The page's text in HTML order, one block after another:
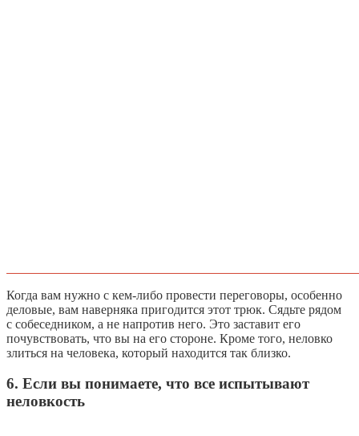
Когда вам нужно с кем-либо провести переговоры, особенно
деловые, вам наверняка пригодится этот трюк. Сядьте рядом
с собеседником, а не напротив него. Это заставит его
почувствовать, что вы на его стороне. Кроме того, неловко
злиться на человека, который находится так близко.
6. Если вы понимаете, что все испытывают
неловкость